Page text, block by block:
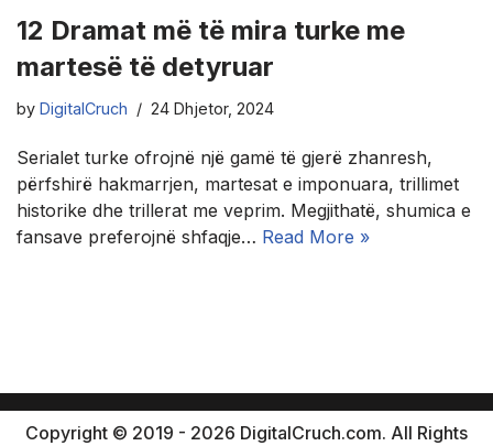
12 Dramat më të mira turke me
martesë të detyruar
by DigitalCruch 24 Dhjetor, 2024
Serialet turke ofrojnë një gamë të gjerë zhanresh,
përfshirë hakmarrjen, martesat e imponuara, trillimet
historike dhe trillerat me veprim. Megjithatë, shumica e
fansave preferojnë shfaqje… Read More »
Copyright © 2019 - 2026 DigitalCruch.com. All Rights